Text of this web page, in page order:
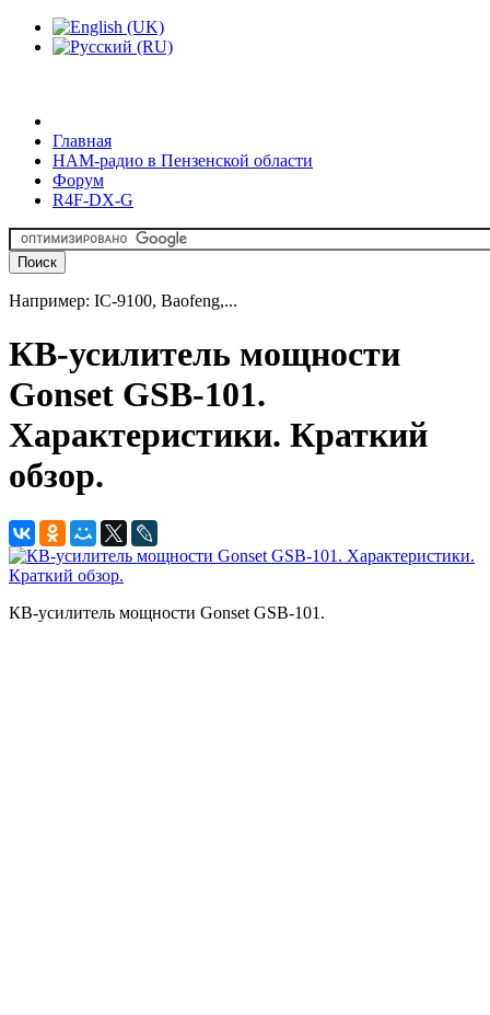
Главная
HAM-радио в Пензенской области
Форум
R4F-DX-G
Например: IC-9100, Baofeng,...
КВ-усилитель мощности
Gonset GSB-101.
Характеристики. Краткий
обзор.
КВ-усилитель мощности Gonset GSB-101.